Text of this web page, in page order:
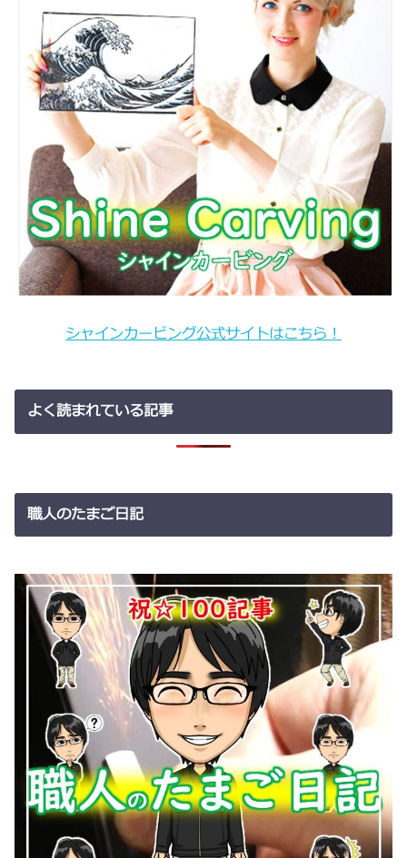
シャインカービング公式サイトはこちら！
よく読まれている記事
職人のたまご日記